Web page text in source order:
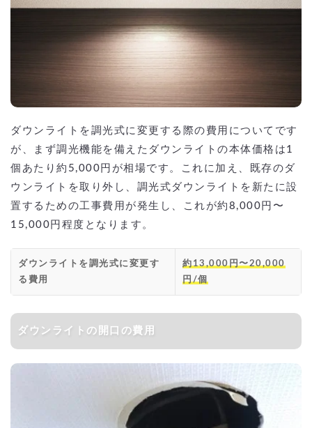
ダウンライトを調光式に変更する際の費用についてです
が、まず調光機能を備えたダウンライトの本体価格は1
個あたり約5,000円が相場です。これに加え、既存のダ
ウンライトを取り外し、調光式ダウンライトを新たに設
置するための工事費用が発生し、これが約8,000円〜
15,000円程度となります。
ダウンライトを調光式に変更す
る費用
約13,000円〜20,000
円/個
ダウンライトの開口の費用